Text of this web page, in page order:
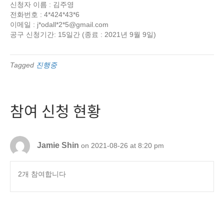
신청자 이름 : 김주영
전화번호 : 4*424*43*6
이메일 : j*odall*2*5@gmail.com
공구 신청기간: 15일간 (종료 : 2021년 9월 9일)
Tagged 진행중
참여 신청 현황
Jamie Shin on 2021-08-26 at 8:20 pm
2개 참여합니다